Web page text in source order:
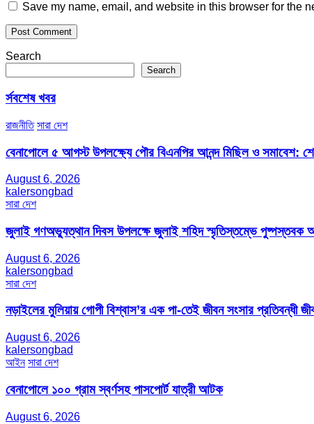
Save my name, email, and website in this browser for the
Search
Search
র্সবশেষ খবর
রাজনীতি সারা দেশ
বেনাপোলে ৫ আগস্ট উপলক্ষ্যে পৌর বিএনপির আনন্দ মিছিল ও সমাবেশ: শেখ
August 6, 2026
kalersongbad
সারা দেশ
জুলাই গণঅভ্যুত্থান দিবস উপলক্ষে জুলাই শহিদ স্মৃতিস্তম্ভে পুষ্পস্তবক
August 6, 2026
kalersongbad
সারা দেশ
নড়াইলের মুলিয়ায় গোপী বিশ্বাস’র এক পা-তেই জীবন সংসার প্রতিবন্ধী
August 6, 2026
kalersongbad
আইন সারা দেশ
বেনাপোলে ১০০ গ্রাম স্বর্ণসহ পাসপোর্ট যাত্রী আটক
August 6, 2026